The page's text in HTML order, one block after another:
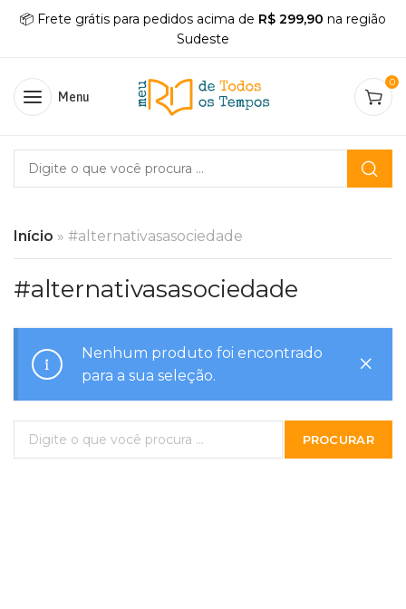
📦 Frete grátis para pedidos acima de R$ 299,90 na região
Sudeste
Menu
0
Início » #alternativasasociedade
#alternativasasociedade
Nenhum produto foi encontrado
para a sua seleção.
PROCURAR